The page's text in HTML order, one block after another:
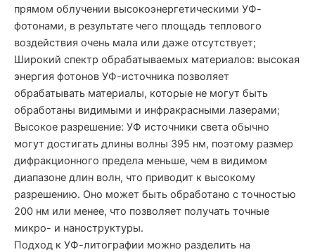
прямом облучении высокоэнергетическими УФ-
фотонами, в результате чего площадь теплового
воздействия очень мала или даже отсутствует;
Широкий спектр обрабатываемых материалов: высокая
энергия фотонов УФ-источника позволяет
обрабатывать материалы, которые не могут быть
обработаны видимыми и инфракрасными лазерами;
Высокое разрешение: УФ источники света обычно
могут достигать длины волны 395 нм, поэтому размер
дифракционного предела меньше, чем в видимом
диапазоне длин волн, что приводит к высокому
разрешению. Оно может быть обработано с точностью
200 нм или менее, что позволяет получать точные
микро- и наноструктуры.
Подход к УФ-литографии можно разделить на